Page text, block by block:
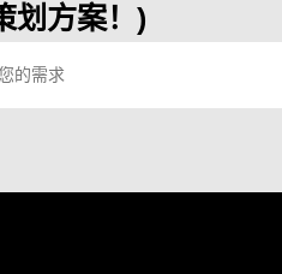
划方案！)